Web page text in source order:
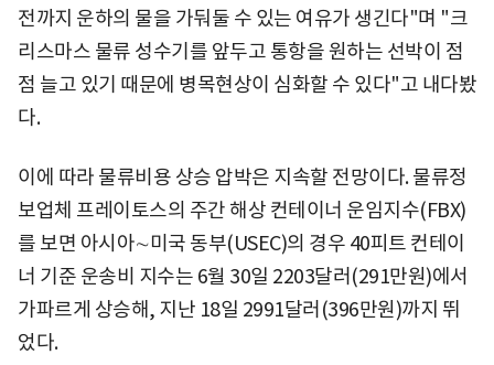
전까지 운하의 물을 가둬둘 수 있는 여유가 생긴다"며 "크
리스마스 물류 성수기를 앞두고 통항을 원하는 선박이 점
점 늘고 있기 때문에 병목현상이 심화할 수 있다"고 내다봤
다.
이에 따라 물류비용 상승 압박은 지속할 전망이다. 물류정
보업체 프레이토스의 주간 해상 컨테이너 운임지수(FBX)
를 보면 아시아∼미국 동부(USEC)의 경우 40피트 컨테이
너 기준 운송비 지수는 6월 30일 2203달러(291만원)에서
가파르게 상승해, 지난 18일 2991달러(396만원)까지 뛰
었다.